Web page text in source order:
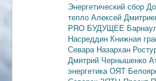
Энергетический сбор
тепло Алексей
PRO БУДУЩЕЕ
Насреддин Книжная
Севара Назархан
Дмитрий Чернышенко
энергетика ОЯТ